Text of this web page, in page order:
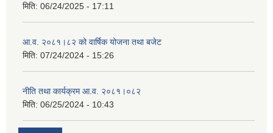
मिति: 06/24/2025 - 17:11
आ.व. २०८१।८२ को वार्षिक योजना तथा बजेट
मिति: 07/24/2024 - 15:26
नीति तथा कार्यक्रम आ.व. २०८१।०८२
मिति: 06/25/2024 - 10:43